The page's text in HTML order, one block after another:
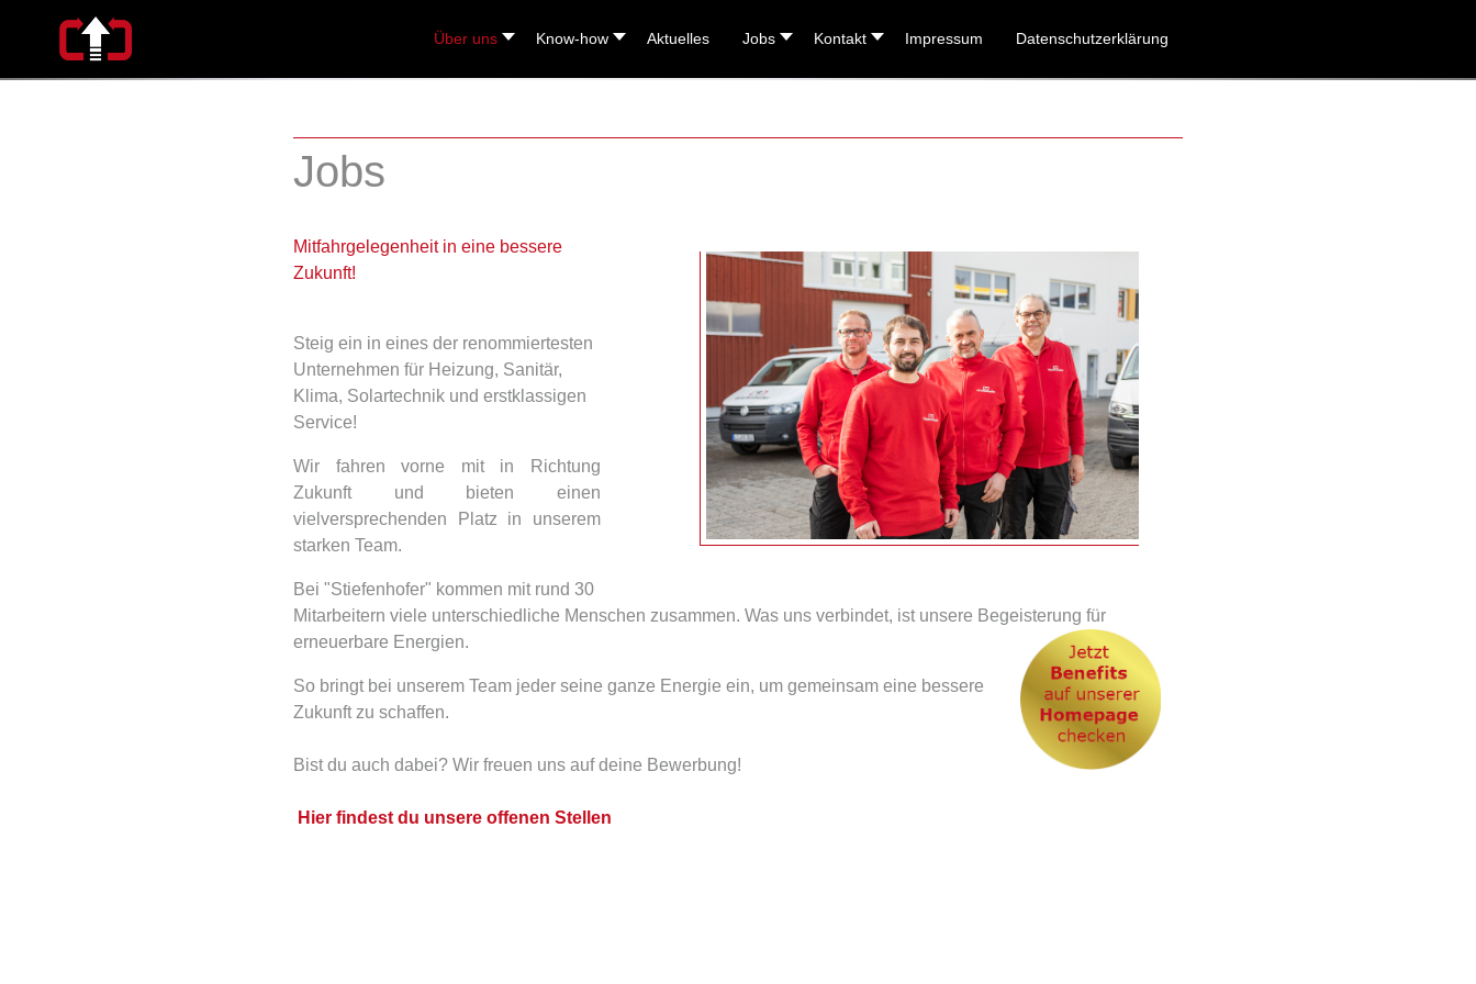
Über uns Know-how Aktuelles Jobs Kontakt Impressum Datenschutzerklärung
Jobs
Mitfahrgelegenheit in eine bessere
Zukunft!
Steig ein in eines der renommiertesten
Unternehmen für Heizung, Sanitär,
Klima, Solartechnik und erstklassigen
Service!
Wir fahren vorne mit in Richtung
Zukunft und bieten einen
vielversprechenden Platz in unserem
starken Team.
Bei "Stiefenhofer" kommen mit rund 30
Mitarbeitern viele unterschiedliche Menschen zusammen. Was uns verbindet, ist unsere Begeisterung für
erneuerbare Energien.
So bringt bei unserem Team jeder seine ganze Energie ein, um gemeinsam eine bessere
Zukunft zu schaffen.
Bist du auch dabei? Wir freuen uns auf deine Bewerbung!
Hier findest du unsere offenen Stellen